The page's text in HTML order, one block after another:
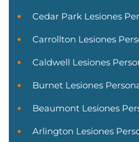
Cedar Park Lesiones
Carrollton Lesiones
Caldwell Lesiones
Burnet Lesiones
Beaumont Lesiones
Arlington Lesiones